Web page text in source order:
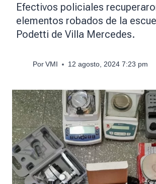
Efectivos policiales
elementos robados de la
Podetti de Villa Mercedes.
Por VMI 12 agosto, 2024 7:23 pm